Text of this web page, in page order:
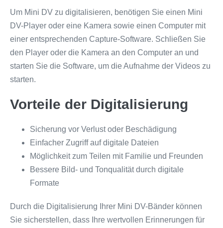
Um Mini DV zu digitalisieren, benötigen Sie einen Mini
DV-Player oder eine Kamera sowie einen Computer mit
einer entsprechenden Capture-Software. Schließen Sie
den Player oder die Kamera an den Computer an und
starten Sie die Software, um die Aufnahme der Videos zu
starten.
Vorteile der Digitalisierung
Sicherung vor Verlust oder Beschädigung
Einfacher Zugriff auf digitale Dateien
Möglichkeit zum Teilen mit Familie und Freunden
Bessere Bild- und Tonqualität durch digitale
Formate
Durch die Digitalisierung Ihrer Mini DV-Bänder können
Sie sicherstellen, dass Ihre wertvollen Erinnerungen für